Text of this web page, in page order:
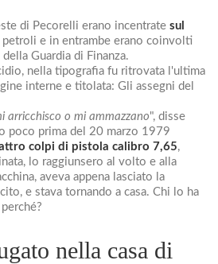
di Pecorelli erano incentrate sul
petroli e in entrambe erano coinvolti
Guardia di Finanza.
nella tipografia fu ritrovata l'ultima
interne e titolata: Gli assegni del
arricchisco o mi ammazzano", disse
poco prima del 20 marzo 1979
colpi di pistola calibro 7,65,
lo raggiunsero al volto e alla
aveva appena lasciato la
e stava tornando a casa. Chi lo ha
nella casa di